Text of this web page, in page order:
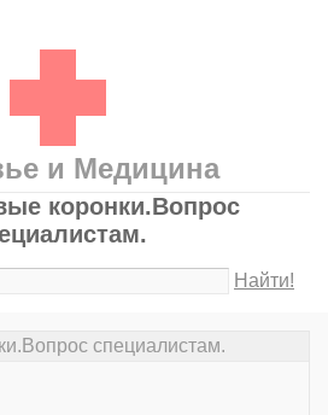
и Медицина
коронки.Вопрос
Найти!
специалистам.